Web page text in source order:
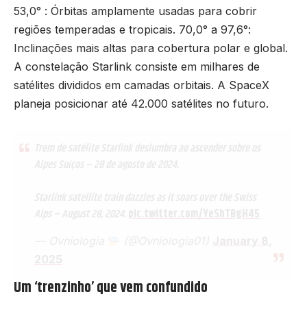
53,0° : Órbitas amplamente usadas para cobrir
regiões temperadas e tropicais. 70,0° a 97,6°:
Inclinações mais altas para cobertura polar e global.
A constelação Starlink consiste em milhares de
satélites divididos em camadas orbitais. A SpaceX
planeja posicionar até 42.000 satélites no futuro.
Um ‘trenzinho’ que vem confundido